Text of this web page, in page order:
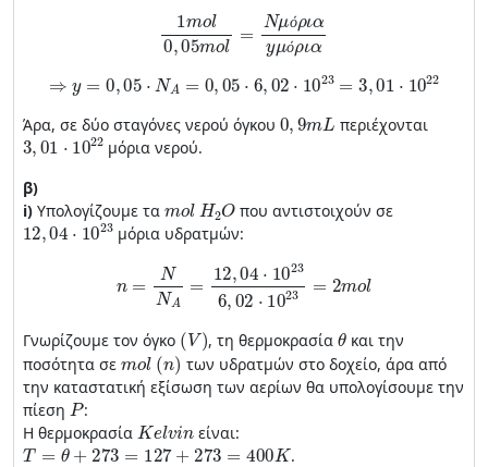
ό
,05m μόριαyμ
=0 ,05 ΝΑ ,05⋅6 02 ⋅10 23=3 01 10 22
Άρα, σε δύο σταγόνες νερού όγκου
0 9 L
περιέχονται
3,01⋅1022
μόρια νερού.
β)
i) Υπολογίζουμε τα
ol H2 O
που αντιστοιχούν σε
12,04⋅1023
μόρια υδρατμών:
12 ⋅10 23 ,02⋅10
Γνωρίζουμε τον όγκο
(V)
, τη θερμοκρασία
θ
και την
ποσότητα σε
m ol(n)
των υδρατμών στο δοχείο, άρα από
την καταστατική εξίσωση των αερίων θα υπολογίσουμε την
πίεση
P
:
H θερμοκρασία
Ke lv n
είναι:
T=θ+273=127+273=400K
.